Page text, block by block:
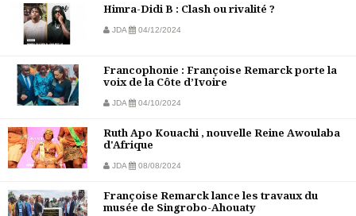
Himra-Didi B : Clash ou rivalité ?
JDA 04/12/2024
Francophonie : Françoise Remarck porte la
voix de la Côte d’Ivoire
JDA 04/10/2024
Ruth Apo Kouachi , nouvelle Reine Awoulaba
d'Afrique
JDA 08/08/2024
Françoise Remarck lance les travaux du
musée de Singrobo-Ahouaty